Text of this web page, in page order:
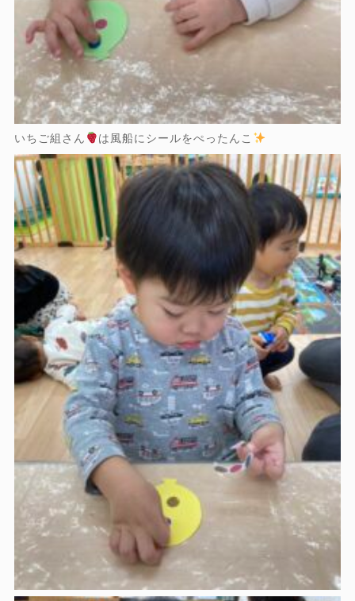
いちご組さん は風船にシールをぺったんこ